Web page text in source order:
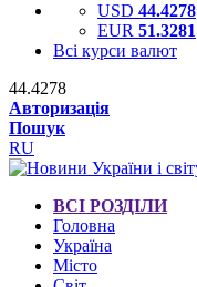
USD 44.4278
EUR 51.3281
Всі курси валют
44.4278
Авторизація
Пошук
RU
ВСІ РОЗДІЛИ
Головна
Україна
Місто